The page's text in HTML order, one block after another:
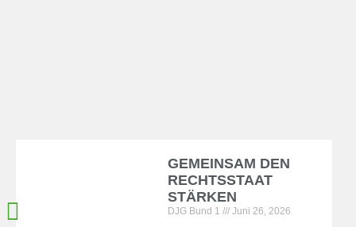
Notizen
GEMEINSAM DEN
RECHTSSTAAT
STÄRKEN
DJG Bund 1 Juni 26, 2026